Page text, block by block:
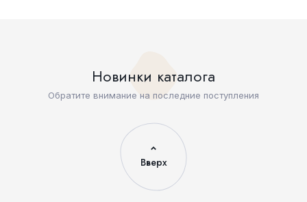
Новинки каталога
Обратите внимание на последние поступления
Вверх